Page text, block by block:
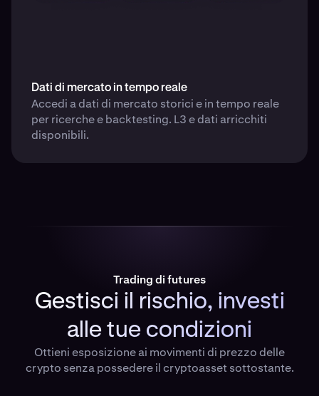
Dati di mercato in tempo reale
Accedi a dati di mercato storici e in tempo reale
per ricerche e backtesting. L3 e dati arricchiti
disponibili.
Trading di futures
Gestisci il rischio, investi
alle tue condizioni
Ottieni esposizione ai movimenti di prezzo delle
crypto senza possedere il cryptoasset sottostante.